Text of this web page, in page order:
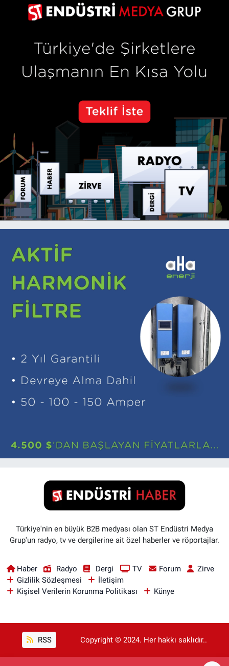
Türkiye'nin en büyük B2B medyası olan ST Endüstri Medya
Grup'un radyo, tv ve dergilerine ait özel haberler ve röportajlar.
Haber Radyo Dergi TV Forum
Zirve
Gizlilik Sözleşmesi
İletişim
Kişisel Verilerin Korunma Politikası
Künye
RSS Copyright © 2024. Her hakkı saklıdır..